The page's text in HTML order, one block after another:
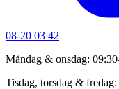
08-20 03 42
Måndag & onsdag:
Tisdag, torsdag &